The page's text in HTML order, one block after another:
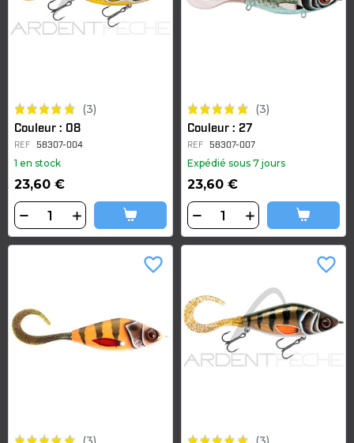
(3)
Couleur : 08
REF 58307-004
1 en stock
23,60 €
(3)
Couleur : 27
REF 58307-007
Expédié sous 7 jours
23,60 €
favorite_border favorite_border